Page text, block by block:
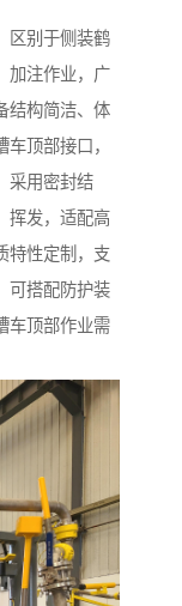
区别于侧装鹤
加注作业，广
结构简洁、体
顶部接口，
采用密封结
挥发，适配高
特性定制，支
可搭配防护装
车顶部作业需